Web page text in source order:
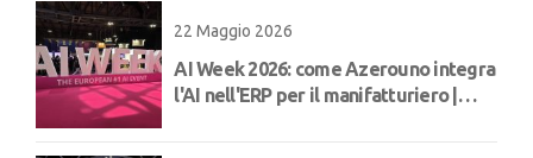
22 Maggio 2026
AI Week 2026: come Azerouno integra
l'AI nell'ERP per il manifatturiero |